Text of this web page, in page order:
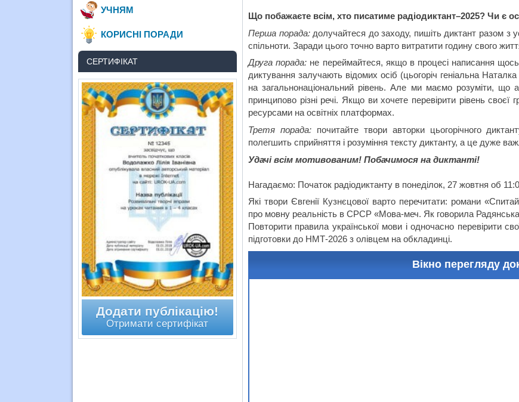
Що побажаєте всім, хто писатиме радіодиктант–2025? Чи є
Перша порада: долучайтеся до заходу, пишіть диктант разом з
спільноти. Заради цього точно варто витратити годину свого
Друга порада: не переймайтеся, якщо в процесі написання
диктування залучають відомих осіб (цьогоріч геніальна
на загальнонаціональний рівень. Але ми маємо розуміти, що
принципово різні речі. Якщо ви хочете перевірити рівень
ресурсами на освітніх платформах.
Третя порада:почитайте твори авторки цьогорічного
полегшить сприйняття і розуміння тексту диктанту, а це дуже
Удачі всім мотивованим! Побачимося на диктанті!
Нагадаємо: Початок радіодиктанту в понеділок, 27 жовтня об
Які твори Євгенії Кузнєцової варто перечитати: романи
про мовну реальність в СРСР «Мова-меч. Як говорила Радянська
Повторити правила української мови і одночасно перевірити
підготовки до НМТ-2026 з олівцем на обкладинці.
Вікно перегляду
УЧНЯМ
КОРИСНІ ПОРАДИ
СЕРТИФІКАТ
Додати публікацію!
Отримати сертифікат